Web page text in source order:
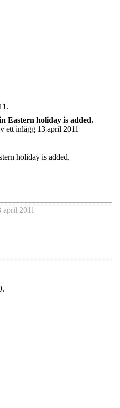
Eastern holiday is added.
ett inlägg 13 april 2011
holiday is added.
april 2011